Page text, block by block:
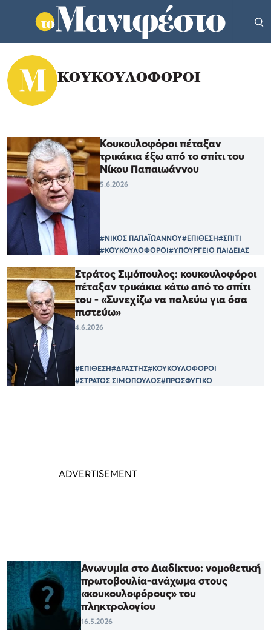
ΚΟΥΚΟΥΛΟΦΟΡΟΙ
Κουκουλοφόροι πέταξαν
τρικάκια έξω από το σπίτι του
Νίκου Παπαιωάννου
5.6.2026
#ΝΙΚΟΣ ΠΑΠΑΪΩΑΝΝΟΥ#ΕΠΙΘΕΣΗ#ΣΠΙΤΙ
#ΚΟΥΚΟΥΛΟΦΟΡΟΙ#ΥΠΟΥΡΓΕΙΟ ΠΑΙΔΕΙΑΣ
Στράτος Σιμόπουλος: κουκουλοφόροι
πέταξαν τρικάκια κάτω από το σπίτι
του - «Συνεχίζω να παλεύω για όσα
πιστεύω»
4.6.2026
#ΕΠΙΘΕΣΗ#ΔΡΑΣΤΗΣ#ΚΟΥΚΟΥΛΟΦΟΡΟΙ
#ΣΤΡΑΤΟΣ ΣΙΜΟΠΟΥΛΟΣ#ΠΡΟΣΦΥΓΙΚΟ
Ανωνυμία στο Διαδίκτυο: νομοθετική
πρωτοβουλία-ανάχωμα στους
«κουκουλοφόρους» του
πληκτρολογίου
16.5.2026